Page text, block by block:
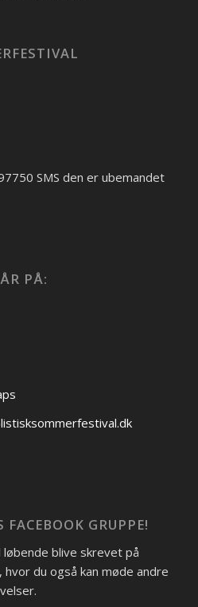
SMS den er ubemandet
PÅ:
GRUPPE!
blive skrevet på
du også kan møde andre